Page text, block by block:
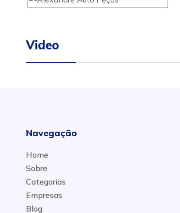
Video
Navegação
Home
Sobre
Categorias
Empresas
Blog